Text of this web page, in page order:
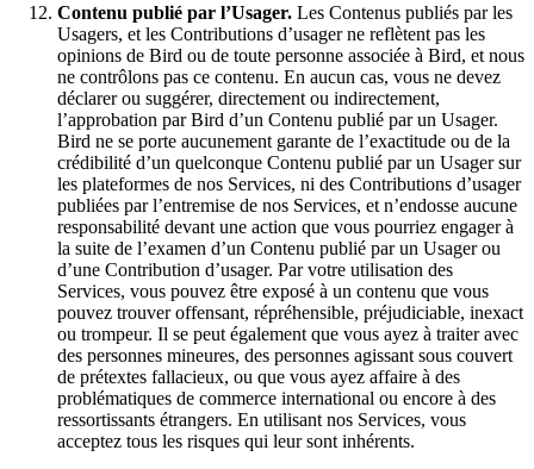
Contenu publié par l’Usager. Les Contenus publiés par les
Usagers, et les Contributions d’usager ne reflètent pas les
opinions de Bird ou de toute personne associée à Bird, et nous
ne contrôlons pas ce contenu. En aucun cas, vous ne devez
déclarer ou suggérer, directement ou indirectement,
l’approbation par Bird d’un Contenu publié par un Usager.
Bird ne se porte aucunement garante de l’exactitude ou de la
crédibilité d’un quelconque Contenu publié par un Usager sur
les plateformes de nos Services, ni des Contributions d’usager
publiées par l’entremise de nos Services, et n’endosse aucune
responsabilité devant une action que vous pourriez engager à
la suite de l’examen d’un Contenu publié par un Usager ou
d’une Contribution d’usager. Par votre utilisation des
Services, vous pouvez être exposé à un contenu que vous
pouvez trouver offensant, répréhensible, préjudiciable, inexact
ou trompeur. Il se peut également que vous ayez à traiter avec
des personnes mineures, des personnes agissant sous couvert
de prétextes fallacieux, ou que vous ayez affaire à des
problématiques de commerce international ou encore à des
ressortissants étrangers. En utilisant nos Services, vous
acceptez tous les risques qui leur sont inhérents.